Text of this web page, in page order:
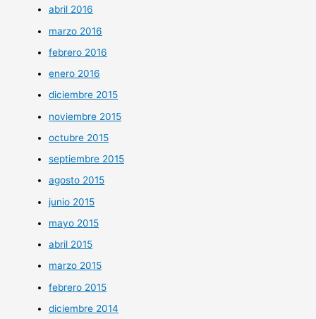
abril 2016
marzo 2016
febrero 2016
enero 2016
diciembre 2015
noviembre 2015
octubre 2015
septiembre 2015
agosto 2015
junio 2015
mayo 2015
abril 2015
marzo 2015
febrero 2015
diciembre 2014